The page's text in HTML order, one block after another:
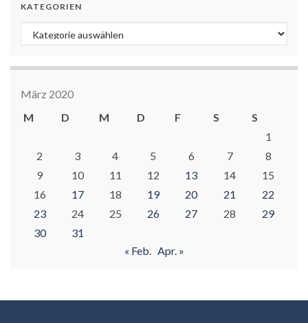
KATEGORIEN
Kategorien
März 2020
M
D M D F S
S
1
2
3 4 5 6 7
8
9
10 11 12 13 14
15
16
17 18 19 20 21
22
23
24 25 26 27 28
29
30
31
« Feb. Apr. »